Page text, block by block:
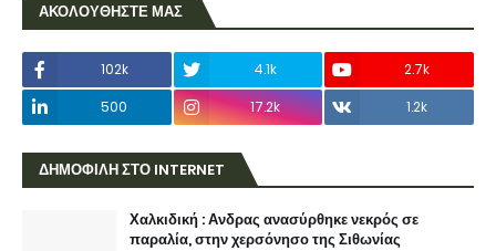
ΑΚΟΛΟΥΘΗΣΤΕ ΜΑΣ
102k 4.1k
2.7k
500
17.2k 1.2k
ΔΗΜΟΦΙΛΗ ΣΤΟ INTERNET
Χαλκιδική : Ανδρας ανασύρθηκε νεκρός σε
παραλία, στην χερσόνησο της Σιθωνίας